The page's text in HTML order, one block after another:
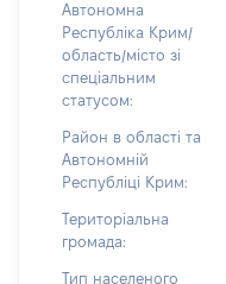
Автономна
Республіка Крим/
область/місто зі
спеціальним
статусом:
Район в області та
Автономній
Республіці Крим:
Територіальна
громада:
Тип населеного